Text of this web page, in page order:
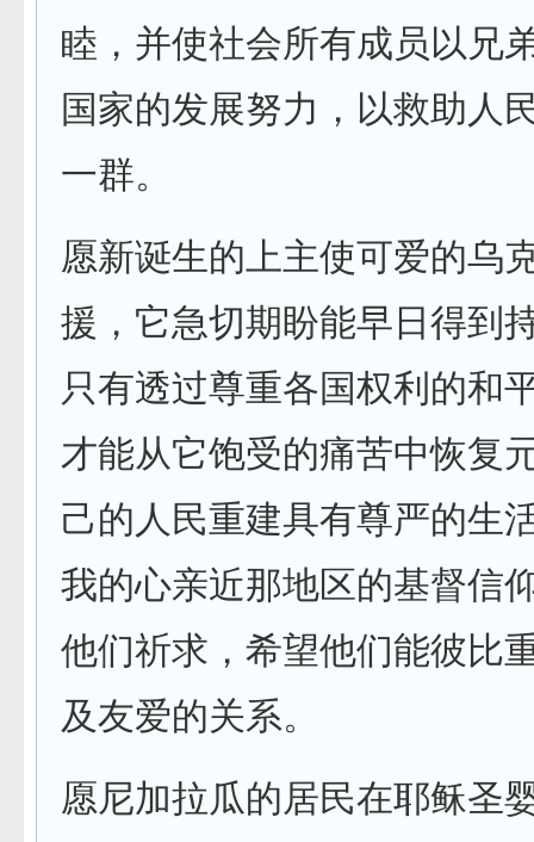
睦，并使社会所有成员以兄
国家的发展努力，以救助人
一群。
愿新诞生的上主使可爱的乌
援，它急切期盼能早日得到
只有透过尊重各国权利的和
才能从它饱受的痛苦中恢复
己的人民重建具有尊严的生
我的心亲近那地区的基督信
他们祈求，希望他们能彼比
及友爱的关系。
愿尼加拉瓜的居民在耶稣圣